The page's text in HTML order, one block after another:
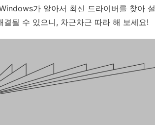
가 알아서 최신 드라이버를 찾아 설
될 수 있으니, 차근차근 따라 해 보세요!